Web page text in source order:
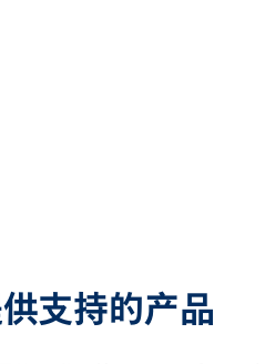
支持的产品